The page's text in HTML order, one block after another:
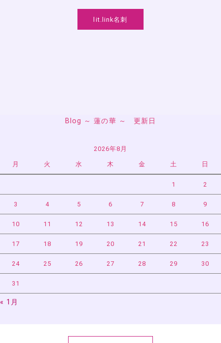
lit.link名刺
Blog ～ 蓮の華 ～ 更新日
2026年8月
月 火 水 木 金 土 日
1 2
3 4 5 6 7 8 9
10 11 12 13 14 15 16
17 18 19 20 21 22 23
24 25 26 27 28 29 30
31
« 1月